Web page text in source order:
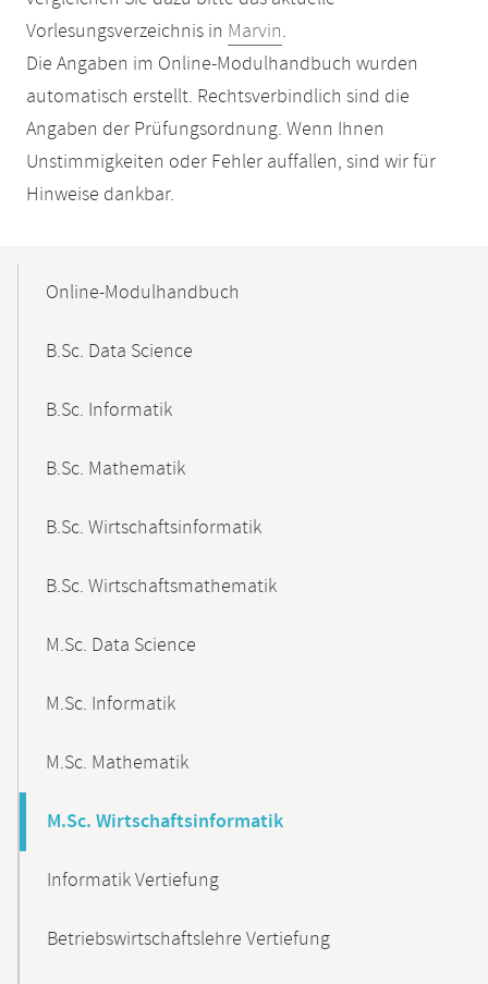
Vorlesungsverzeichnis in Marvin.
Die Angaben im Online-Modulhandbuch wurden
automatisch erstellt. Rechtsverbindlich sind die
Angaben der Prüfungsordnung. Wenn Ihnen
Unstimmigkeiten oder Fehler auffallen, sind wir für
Hinweise dankbar.
NavigationOnline-Modulhandbuch
B.Sc. Data Science
B.Sc. Informatik
B.Sc. Mathematik
B.Sc. Wirtschaftsinformatik
B.Sc. Wirtschaftsmathematik
M.Sc. Data Science
M.Sc. Informatik
M.Sc. Mathematik
M.Sc. Wirtschaftsinformatik
Informatik Vertiefung
Betriebswirtschaftslehre Vertiefung